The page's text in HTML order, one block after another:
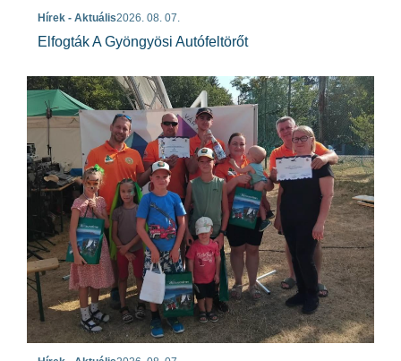
Hírek - Aktuális2026. 08. 07.
Elfogták A Gyöngyösi Autófeltörőt